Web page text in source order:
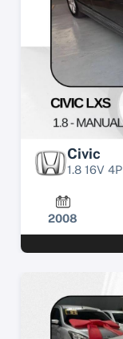
Civic
1.8 16V
2008